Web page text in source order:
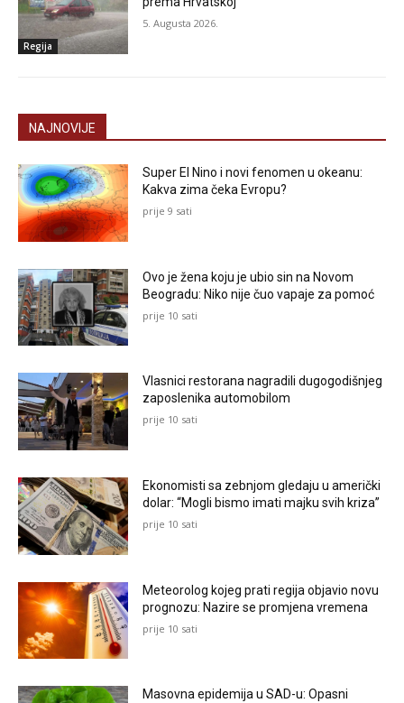
Regija
5. Augusta 2026.
NAJNOVIJE
Super El Nino i novi fenomen u okeanu:
Kakva zima čeka Evropu?
prije 9 sati
Ovo je žena koju je ubio sin na Novom
Beogradu: Niko nije čuo vapaje za pomoć
prije 10 sati
Vlasnici restorana nagradili dugogodišnjeg
zaposlenika automobilom
prije 10 sati
Ekonomisti sa zebnjom gledaju u američki
dolar: “Mogli bismo imati majku svih kriza”
prije 10 sati
Meteorolog kojeg prati regija objavio novu
prognozu: Nazire se promjena vremena
prije 10 sati
Masovna epidemija u SAD-u: Opasni